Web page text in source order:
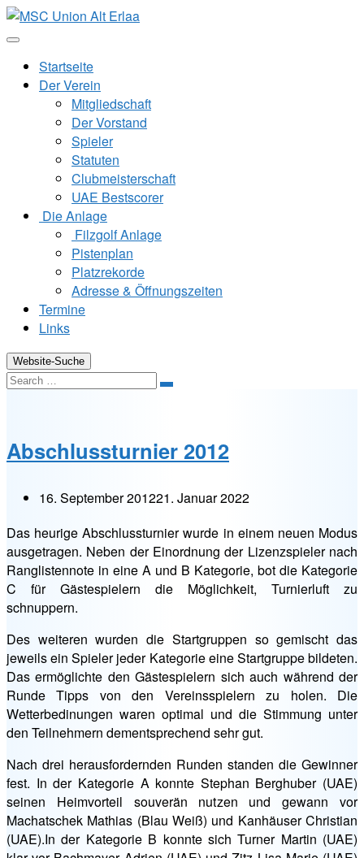
Zum
Inhalt
Startseite
Der Verein
Mitgliedschaft
Der Vorstand
Spieler
Statuten
Clubmeisterschaft
UAE Bestscorer
Die Anlage
Filzgolf Anlage
Pistenplan
Platzrekorde
Adresse & Öffnungszeiten
Termine
Links
Website-Suche
Search
Abschlussturnier 2012
16. September 201221. Januar 2022
Das heurige Abschlussturnier wurde in einem neuen Modus
ausgetragen. Neben der Einordnung der Lizenzspieler nach
Ranglistennote in eine A und B Kategorie, bot die Kategorie
C für Gästespielern die Möglichkeit, Turnierluft zu
schnuppern.
Des weiteren wurden die Startgruppen so gemischt das
jeweils ein Spieler jeder Kategorie eine Startgruppe bildeten.
Das ermöglichte den Gästespielern sich auch während der
Runde Tipps von den Vereinsspielern zu holen. Die
Wetterbedinungen waren optimal und die Stimmung unter
den Teilnehmern dementsprechend sehr gut.
Nach drei herausfordernden Runden standen die Gewinner
fest. In der Kategorie A konnte Stephan Berghuber (UAE)
seinen Heimvorteil souverän nutzen und gewann vor
Machatschek Mathias (Blau Weiß) und Kanhäuser Christian
(UAE).In der Kategorie B konnte sich Turner Martin (UAE)